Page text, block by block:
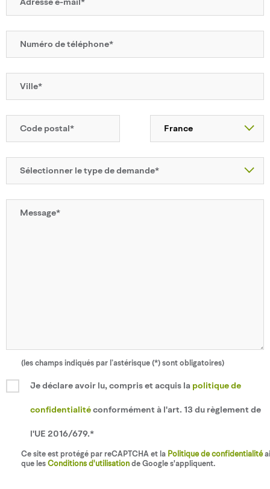
(les champs indiqués par l’astérisque (*) sont obligatoires)
Je déclare avoir lu, compris et acquis la politique de
confidentialité conformément à l'art. 13 du règlement de
l'UE 2016/679.*
Ce site est protégé par reCAPTCHA et la Politique de confidentialité
que les Conditions d'utilisation de Google s'appliquent.